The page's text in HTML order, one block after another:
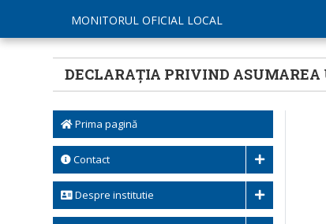
MONITORUL OFICIAL LOCAL
DECLARAȚIA PRIVIND ASUMAREA
Prima pagină
Contact
Despre institutie